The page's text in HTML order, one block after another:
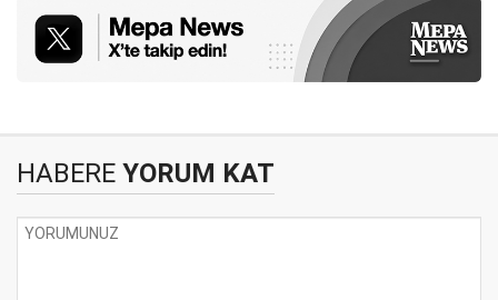
HABERE YORUM KAT